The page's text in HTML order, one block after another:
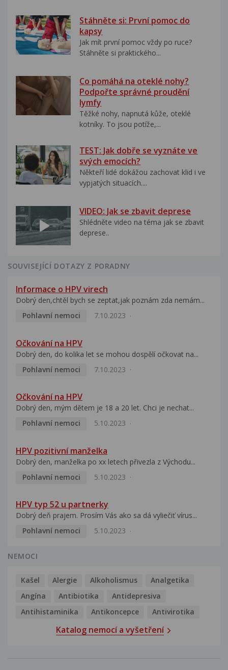
Stáhněte si: První pomoc do
kapsy
Jak mít první pomoc vždy po ruce?
Stáhněte si praktického...
Co pomáhá na oteklé nohy?
Podpořte správné proudění
lymfy
Těžké nohy, napnutá kůže, oteklé
kotníky. To jsou potíže,...
TEST: Jak dobře se vyznáte ve
svých emocích?
Někteří lidé dokážou zachovat klid i ve
vypjatých situacích....
VIDEO: Jak se zbavit deprese
Shlédněte video na téma jak se zbavit
deprese..
SOUVISEJÍCÍ DOTAZY Z PORADNY
Informace o HPV virech
Dobrý den,chtěl bych se zeptat,jak poznám zda nemám...
Pohlavní nemoci
7.10.2023
Očkování na HPV
Dobrý den, do kolika let se mohou dospělí očkovat na...
Pohlavní nemoci
7.10.2023
Očkování na HPV
Dobrý den, mým dětem je 18 a 20 let. Chci je nechat...
Pohlavní nemoci
5.10.2023
HPV pozitivní manželka
Dobrý den, manželka po xx letech přivezla z Východu...
Pohlavní nemoci
5.10.2023
HPV typ 52 u partnerky
Dobrý deň prajem. Prosím Vás ako sa dá vyliečiť vírus...
Pohlavní nemoci
5.10.2023
NEMOCI
Kašel Alergie Alkoholismus
Analgetika
Angína
Antibiotika
Antidepresiva
Antihistaminika
Antikoncepce Antivirotika
Katalog nemocí a vyšetření